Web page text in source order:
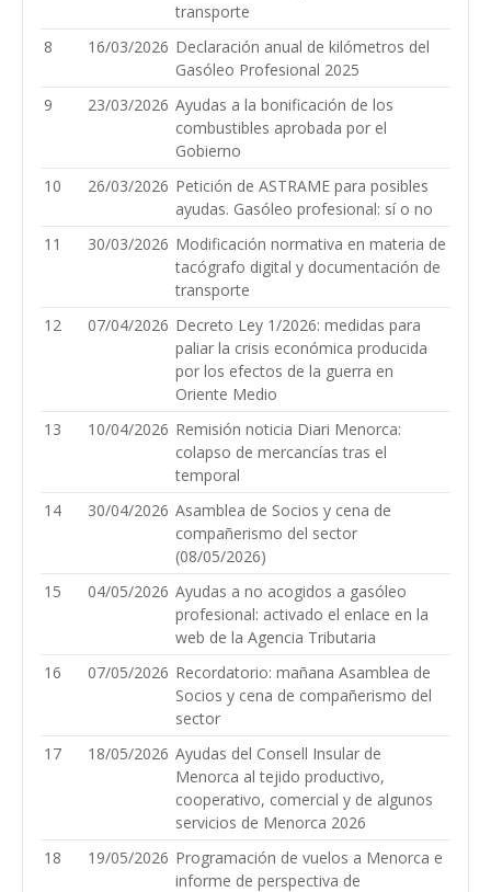
transporte
8
16/03/2026 Declaración anual de kilómetros del
Gasóleo Profesional 2025
9
23/03/2026 Ayudas a la bonificación de los
combustibles aprobada por el
Gobierno
10
26/03/2026 Petición de ASTRAME para posibles
ayudas. Gasóleo profesional: sí o no
11
30/03/2026 Modificación normativa en materia de
tacógrafo digital y documentación de
transporte
12
07/04/2026 Decreto Ley 1/2026: medidas para
paliar la crisis económica producida
por los efectos de la guerra en
Oriente Medio
13
10/04/2026 Remisión noticia Diari Menorca:
colapso de mercancías tras el
temporal
14
30/04/2026 Asamblea de Socios y cena de
compañerismo del sector
(08/05/2026)
15
04/05/2026 Ayudas a no acogidos a gasóleo
profesional: activado el enlace en la
web de la Agencia Tributaria
16
07/05/2026 Recordatorio: mañana Asamblea de
Socios y cena de compañerismo del
sector
17
18/05/2026 Ayudas del Consell Insular de
Menorca al tejido productivo,
cooperativo, comercial y de algunos
servicios de Menorca 2026
18
19/05/2026 Programación de vuelos a Menorca e
informe de perspectiva de